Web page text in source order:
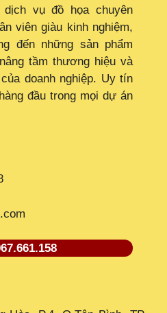
vụ đồ họa chuyên
viên giàu kinh nghiệm,
đến những sản phẩm
tầm thương hiệu và
doanh nghiệp. Uy tín
đầu trong mọi dự án